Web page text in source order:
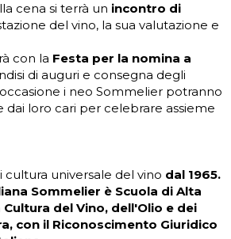
cena si terrà un incontro di
del vino, la sua valutazione e
con la Festa per la nomina a
di auguri e consegna degli
i neo Sommelier potranno
dai loro cari per celebrare assieme
universale del vino dal 1965.
Sommelier è Scuola di Alta
del Vino, dell'Olio e dei
con il Riconoscimento Giuridico